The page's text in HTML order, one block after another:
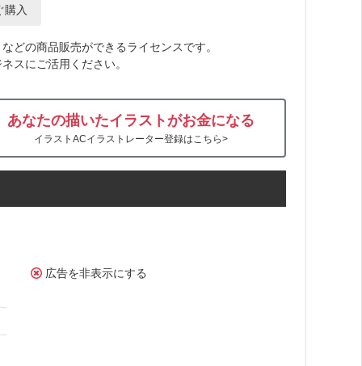
購入
どの商品販売ができるライセンスです。
スにご活用ください。
あなたの描いたイラストがお金になる
イラストACイラストレーター登録はこちら>
広告を非表示にする